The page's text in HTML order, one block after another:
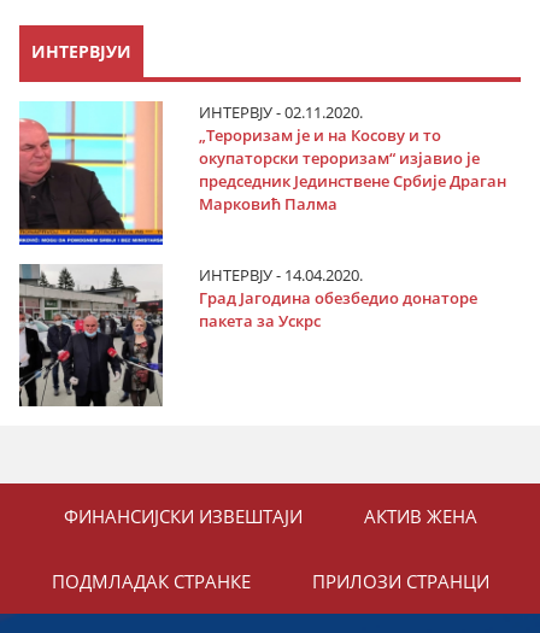
ИНТЕРВЈУИ
ИНТЕРВЈУ - 02.11.2020.
„Тероризам је и на Косову и то
окупаторски тероризам“ изјавио је
председник Јединствене Србије Драган
Марковић Палма
ИНТЕРВЈУ - 14.04.2020.
Град Јагодина обезбедио донаторе
пакета за Ускрс
ФИНАНСИЈСКИ ИЗВЕШТАЈИ АКТИВ ЖЕНА
ПОДМЛАДАК СТРАНКЕ ПРИЛОЗИ СТРАНЦИ